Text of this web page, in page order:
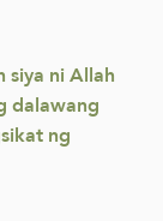
ni Allah
dalawang
ng